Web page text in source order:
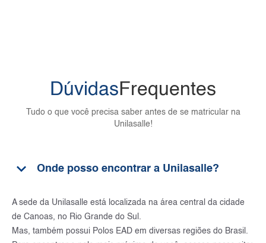
DúvidasFrequentes
Tudo o que você precisa saber antes de se matricular na
Unilasalle!
keyboard_arrow_down Onde posso encontrar a Unilasalle?
A sede da Unilasalle está localizada na área central da cidade
de Canoas, no Rio Grande do Sul.
Mas, também possui Polos EAD em diversas regiões do Brasil.